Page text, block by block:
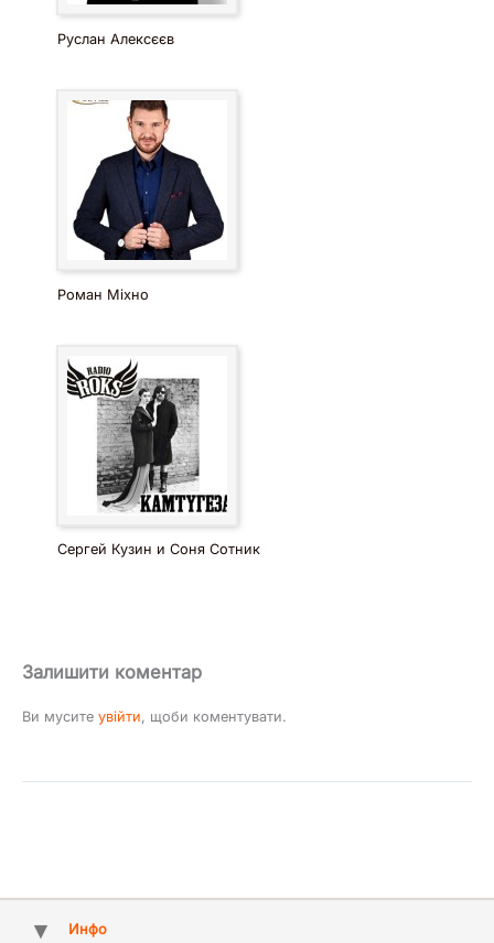
Руслан Алексєєв
Роман Міхно
Сергей Кузин и Соня Сотник
Залишити коментар
Ви мусите увійти, щоби коментувати.
Инфо